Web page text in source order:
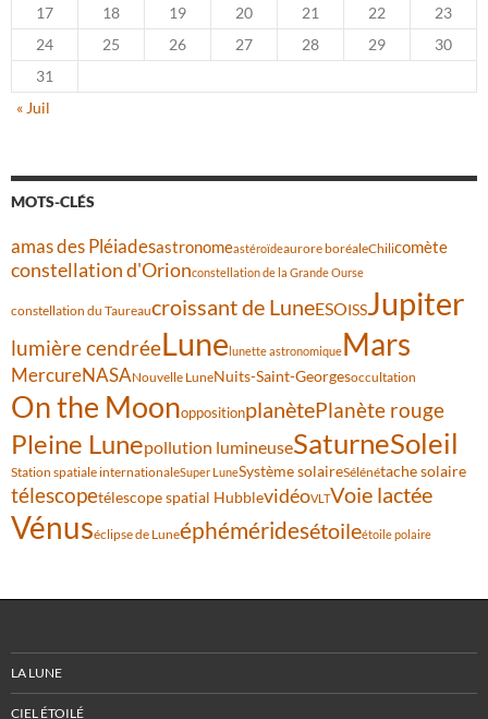
17
18 19 20 21 22
23
24
25 26 27 28 29
30
31
« Juil
MOTS-CLÉS
amas des Pléiadesastronomeastéroïdeaurore boréaleChilicomète
constellation d'Orionconstellation de la Grande Ourse
constellation du Taureaucroissant de LuneESOISSJupiter
lumière cendréeLunelunette astronomiqueMars
MercureNASANouvelle LuneNuits-Saint-Georgesoccultation
On the MoonoppositionplanètePlanète rouge
Pleine Lunepollution lumineuseSaturneSoleil
Station spatiale internationaleSuper LuneSystème solaireSélénétache solaire
télescopetélescope spatial HubblevidéoVLTVoie lactée
Vénuséclipse de Luneéphéméridesétoileétoile polaire
LA LUNE
CIEL ÉTOILÉ